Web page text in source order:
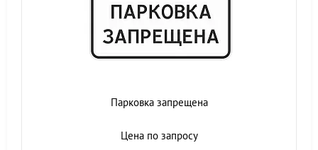
Парковка запрещена
Цена по запросу